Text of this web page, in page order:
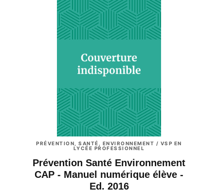
PRÉVENTION, SANTÉ, ENVIRONNEMENT / VSP EN
LYCÉE PROFESSIONNEL
Prévention Santé Environnement
CAP - Manuel numérique élève -
Ed. 2016